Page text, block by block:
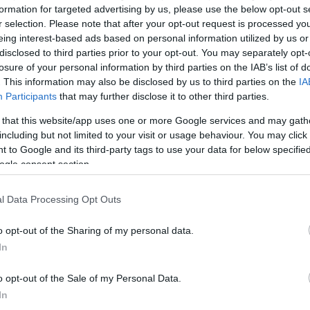
for targeted advertising by us, please use the below opt-out
selection. Please note that after your opt-out request is processed
interest-based ads based on personal information utilized by us
to third parties prior to your opt-out. You may separately
of your personal information by third parties on the IAB’s list of
This information may also be disclosed by us to third parties on the
Participants that may further disclose it to other third parties.
that this website/app uses one or more Google services and may
but not limited to your visit or usage behaviour. You may
to Google and its third-party tags to use your data for below
consent section.
Data Processing Opt Outs
opt-out of the Sharing of my personal data.
opt-out of the Sale of my Personal Data.
Napközis táborba várják a diákokat Pörbölyön
2017.07.20
2017. augusztus 7-11-én nyári napközis tábort szervez
általános iskolásoknak a Gemenc Erdészeti Erdei Iskola.
Moziban is láthatjuk a Gemenci erdő élővilágát